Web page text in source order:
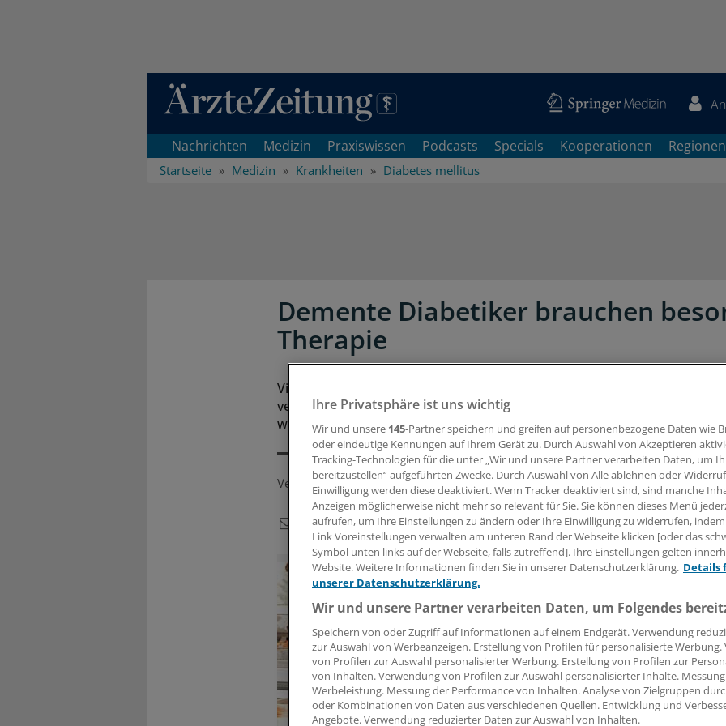
Direkt zum Inhaltsbereich
Nachrichten Medizin Praxiswissen Podcasts Specials Kooperationen Regionen
Startseite Medizin Krankheiten Diabetes mellitus
Demente Diabetiker brauchen
Therapie
Viele hochbetagte Diabetes-Patienten leiden zusätzlich an Demenz und
verhaltensauffällig. Die Behandlung muss an die Demenzproblematik
werden.
Veröffentlicht:14.11.2011, 13:40 Uhr
BERLIN(eb). Jeder vierte
zuckerkrank. Mit dem Alter
Ihre Privatsphäre ist uns wichtig
Wir und unsere 145-Partner speichern und greifen auf personenbezogene Daten wie
oder eindeutige Kennungen auf Ihrem Gerät zu. Durch Auswahl von Akzeptieren
Tracking-Technologien für die unter „Wir und unsere Partner verarbeiten Daten, um
bereitzustellen“ aufgeführten Zwecke. Durch Auswahl von Alle ablehnen oder
Einwilligung werden diese deaktiviert. Wenn Tracker deaktiviert sind, sind manche
Anzeigen möglicherweise nicht mehr so relevant für Sie. Sie können dieses Menü
aufrufen, um Ihre Einstellungen zu ändern oder Ihre Einwilligung zu widerrufen, indem
Link Voreinstellungen verwalten am unteren Rand der Webseite klicken [oder das
Symbol unten links auf der Webseite, falls zutreffend]. Ihre Einstellungen gelten
Website. Weitere Informationen finden Sie in unserer Datenschutzerklärung. Details
unserer Datenschutzerklärung.
Wir und unsere Partner verarbeiten Daten, um Folgendes
Speichern von oder Zugriff auf Informationen auf einem Endgerät. Verwendung
zur Auswahl von Werbeanzeigen. Erstellung von Profilen für personalisierte
von Profilen zur Auswahl personalisierter Werbung. Erstellung von Profilen zur
von Inhalten. Verwendung von Profilen zur Auswahl personalisierter Inhalte.
Werbeleistung. Messung der Performance von Inhalten. Analyse von Zielgruppen
oder Kombinationen von Daten aus verschiedenen Quellen. Entwicklung und
Angebote. Verwendung reduzierter Daten zur Auswahl von Inhalten.